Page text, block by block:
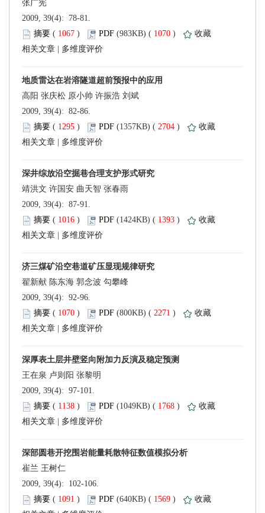
2009, 39(4): 78-81.
(
) 1070 )
2009, 39(4): 82-86.
(
) 2704 )
2009, 39(4): 87-91.
(
) 1393 )
2009, 39(4): 92-96.
(
) 2271 )
2009, 39(4): 97-101.
(
) 1768 )
2009, 39(4): 102-106.
(
) 1569 )